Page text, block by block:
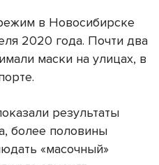
в Новосибирске
2020 года. Почти два
маски на улицах, в
результаты
более половины
«масочный»